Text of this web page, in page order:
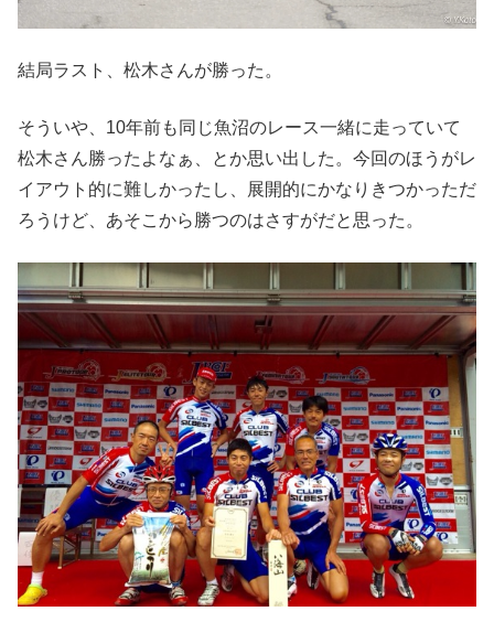
結局ラスト、松木さんが勝った。
そういや、10年前も同じ魚沼のレース一緒に走っていて
松木さん勝ったよなぁ、とか思い出した。今回のほうがレ
イアウト的に難しかったし、展開的にかなりきつかっただ
ろうけど、あそこから勝つのはさすがだと思った。